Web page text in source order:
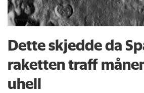
Dette skjedde da
raketten traff
uhell